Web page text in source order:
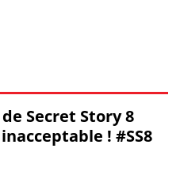
Secret Story 8
! #SS8